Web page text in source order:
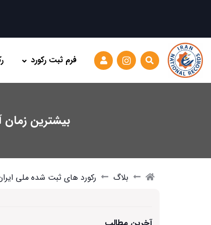
فرم ثبت رکورد
بیشترین
بلاگ رکورد های ثبت شده ملی